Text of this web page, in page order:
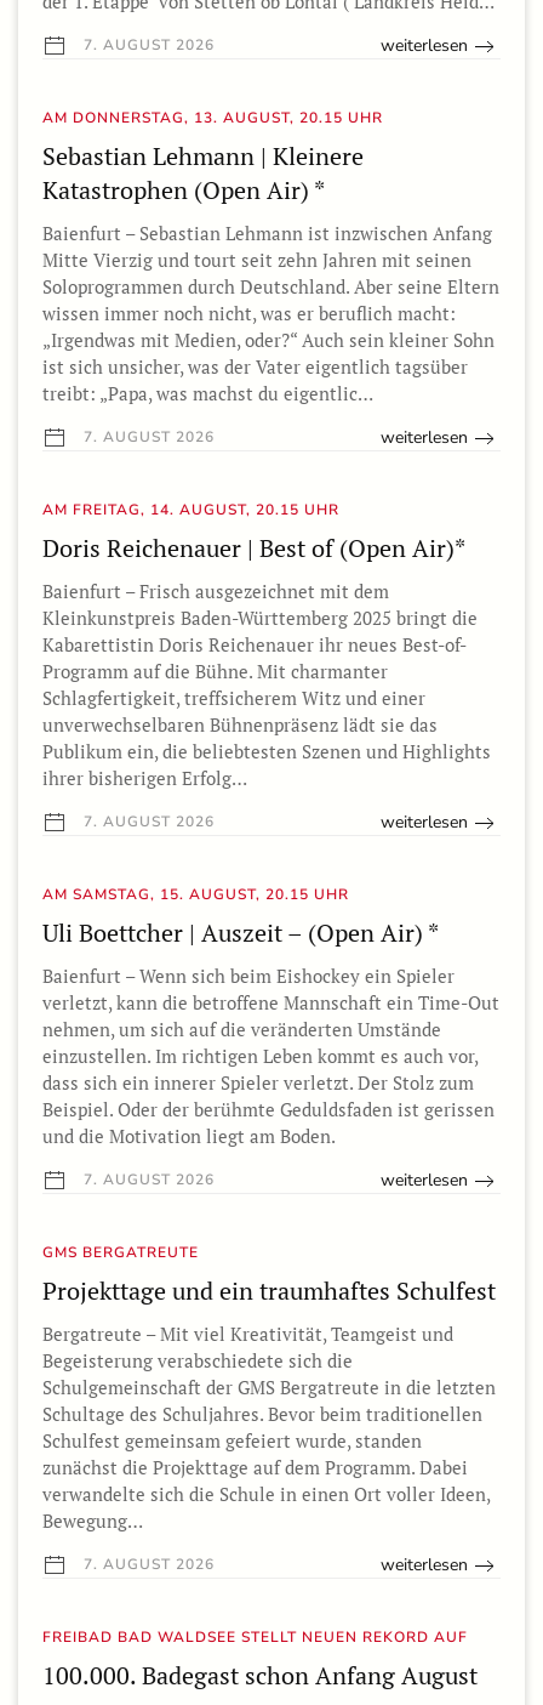
7. AUGUST 2026 weiterlesen
AM DONNERSTAG, 13. AUGUST, 20.15 UHR
Sebastian Lehmann | Kleinere
Katastrophen (Open Air) *
Baienfurt – Sebastian Lehmann ist inzwischen Anfang
Mitte Vierzig und tourt seit zehn Jahren mit seinen
Soloprogrammen durch Deutschland. Aber seine Eltern
wissen immer noch nicht, was er beruflich macht:
„Irgendwas mit Medien, oder?“ Auch sein kleiner Sohn
ist sich unsicher, was der Vater eigentlich tagsüber
treibt: „Papa, was machst du eigentlic…
7. AUGUST 2026 weiterlesen
AM FREITAG, 14. AUGUST, 20.15 UHR
Doris Reichenauer | Best of (Open Air)*
Baienfurt – Frisch ausgezeichnet mit dem
Kleinkunstpreis Baden-Württemberg 2025 bringt die
Kabarettistin Doris Reichenauer ihr neues Best-of-
Programm auf die Bühne. Mit charmanter
Schlagfertigkeit, treffsicherem Witz und einer
unverwechselbaren Bühnenpräsenz lädt sie das
Publikum ein, die beliebtesten Szenen und Highlights
ihrer bisherigen Erfolg…
7. AUGUST 2026 weiterlesen
AM SAMSTAG, 15. AUGUST, 20.15 UHR
Uli Boettcher | Auszeit – (Open Air) *
Baienfurt – Wenn sich beim Eishockey ein Spieler
verletzt, kann die betroffene Mannschaft ein Time-Out
nehmen, um sich auf die veränderten Umstände
einzustellen. Im richtigen Leben kommt es auch vor,
dass sich ein innerer Spieler verletzt. Der Stolz zum
Beispiel. Oder der berühmte Geduldsfaden ist gerissen
und die Motivation liegt am Boden.
7. AUGUST 2026 weiterlesen
GMS BERGATREUTE
Projekttage und ein traumhaftes Schulfest
Bergatreute – Mit viel Kreativität, Teamgeist und
Begeisterung verabschiedete sich die
Schulgemeinschaft der GMS Bergatreute in die letzten
Schultage des Schuljahres. Bevor beim traditionellen
Schulfest gemeinsam gefeiert wurde, standen
zunächst die Projekttage auf dem Programm. Dabei
verwandelte sich die Schule in einen Ort voller Ideen,
Bewegung…
7. AUGUST 2026 weiterlesen
FREIBAD BAD WALDSEE STELLT NEUEN REKORD AUF
100.000. Badegast schon Anfang August